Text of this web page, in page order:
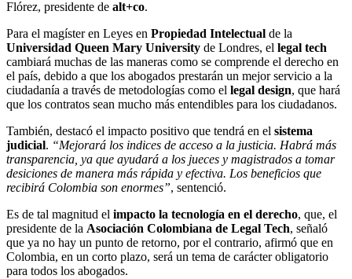
Flórez, presidente de alt+co.
Para el magíster en Leyes en Propiedad Intelectual de la
Universidad Queen Mary University de Londres, el legal tech
cambiará muchas de las maneras como se comprende el derecho en
el país, debido a que los abogados prestarán un mejor servicio a la
ciudadanía a través de metodologías como el legal design, que hará
que los contratos sean mucho más entendibles para los ciudadanos.
También, destacó el impacto positivo que tendrá en el sistema
judicial. “Mejorará los indices de acceso a la justicia. Habrá más
transparencia, ya que ayudará a los jueces y magistrados a tomar
desiciones de manera más rápida y efectiva. Los beneficios que
recibirá Colombia son enormes”, sentenció.
Es de tal magnitud el impacto la tecnología en el derecho, que, el
presidente de la Asociación Colombiana de Legal Tech, señaló
que ya no hay un punto de retorno, por el contrario, afirmó que en
Colombia, en un corto plazo, será un tema de carácter obligatorio
para todos los abogados.